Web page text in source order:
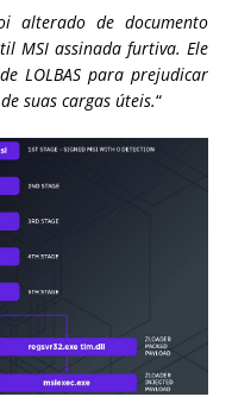
alterado de documento
MSI assinada furtiva. Ele
LOLBAS para prejudicar
suas cargas úteis.“